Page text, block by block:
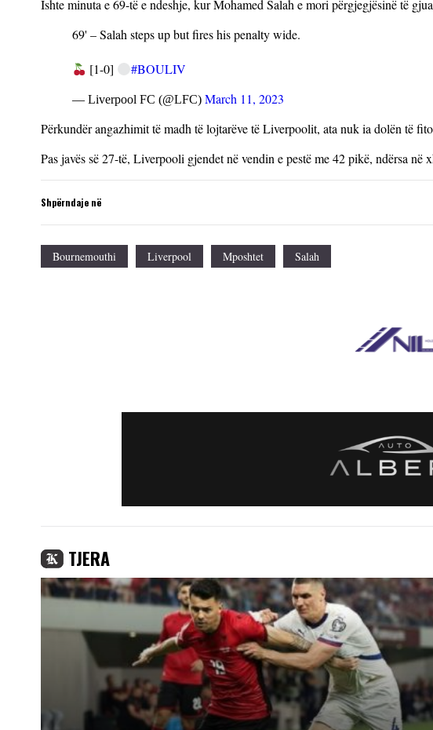
Ishte minuta e 69-të e ndeshje, kur Mohamed Salah e mori përgjegjësinë të
69' – Salah steps up but fires his penalty wide.
[1-0] #BOULIV
— Liverpool FC (@LFC) March 11, 2023
Përkundër angazhimit të madh të lojtarëve të Liverpoolit, ata nuk ia dolën të
Pas javës së 27-të, Liverpooli gjendet në vendin e pestë me 42 pikë, ndërsa
Shpërndaje në
Bournemouthi Liverpool Mposhtet Salah
TJERA